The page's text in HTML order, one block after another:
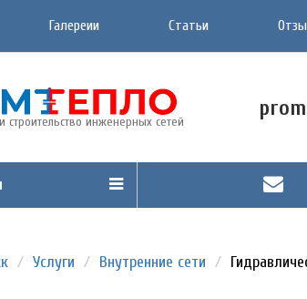
Галереии Статьи
строительство инженерных сетей
/ Услуги / Внутренние сети /